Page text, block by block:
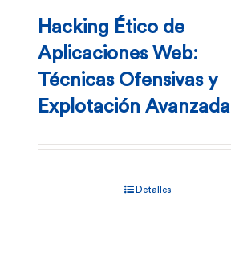
Hacking Ético de
Aplicaciones Web:
Técnicas Ofensivas y
Explotación Avanzada
Detalles